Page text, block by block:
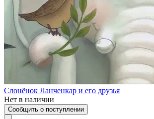
Слонёнок Ланченкар и его друзья
Нет в наличии
Сообщить о поступлении